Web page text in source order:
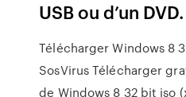
USB ou d’un DVD.
Télécharger Windows 8
SosVirus Télécharger
de Windows 8 32 bit iso